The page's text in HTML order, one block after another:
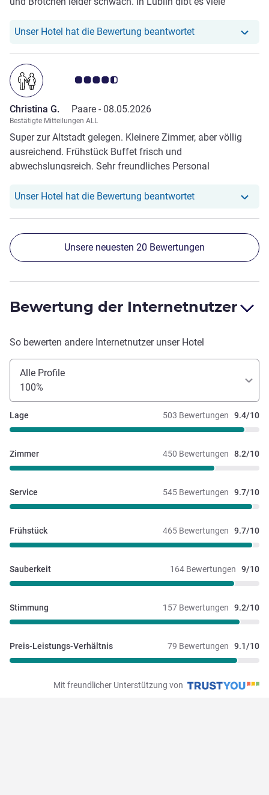
würde das Frühstück deutlich verbessern.
Unser Hotel hat die Bewertung beantwortetUnser Hotel hat
Note Kundenmeinungen 4.5/5
Christina G. Paare - 08.05.2026
Bestätigte Mitteilungen ALL
Super zur Altstadt gelegen. Kleinere Zimmer, aber völlig
ausreichend. Frühstück Buffet frisch und
abwechslungsreich. Sehr freundliches Personal
Unser Hotel hat die Bewertung beantwortetUnser Hotel hat
Unsere neuesten 20 Bewertungen
Bewertung der Internetnutzer
So bewerten andere Internetnutzer unser Hotel
Alle Profile
100%
503 Bewertungen 9.4/10
Lage
450 Bewertungen 8.2/10
Zimmer
545 Bewertungen 9.7/10
Service
465 Bewertungen 9.7/10
Frühstück
164 Bewertungen 9/10
Sauberkeit
157 Bewertungen 9.2/10
Stimmung
79 Bewertungen 9.1/10
Preis-Leistungs-Verhältnis
Mit freundlicher Unterstützung von